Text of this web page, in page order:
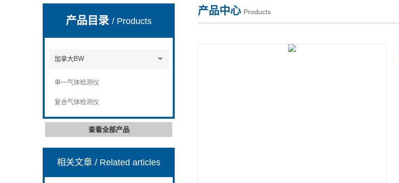
深圳市深博瑞仪器仪表有限公司
产品目录/ Products
加拿大BW
单一气体检测仪
复合气体检测仪
查看全部产品
相关文章/ Related articles
产品中心 Products